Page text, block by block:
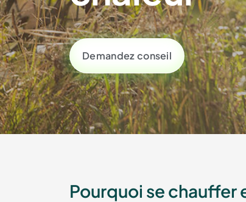
Demandez conseil
Pourquoi se chauffer